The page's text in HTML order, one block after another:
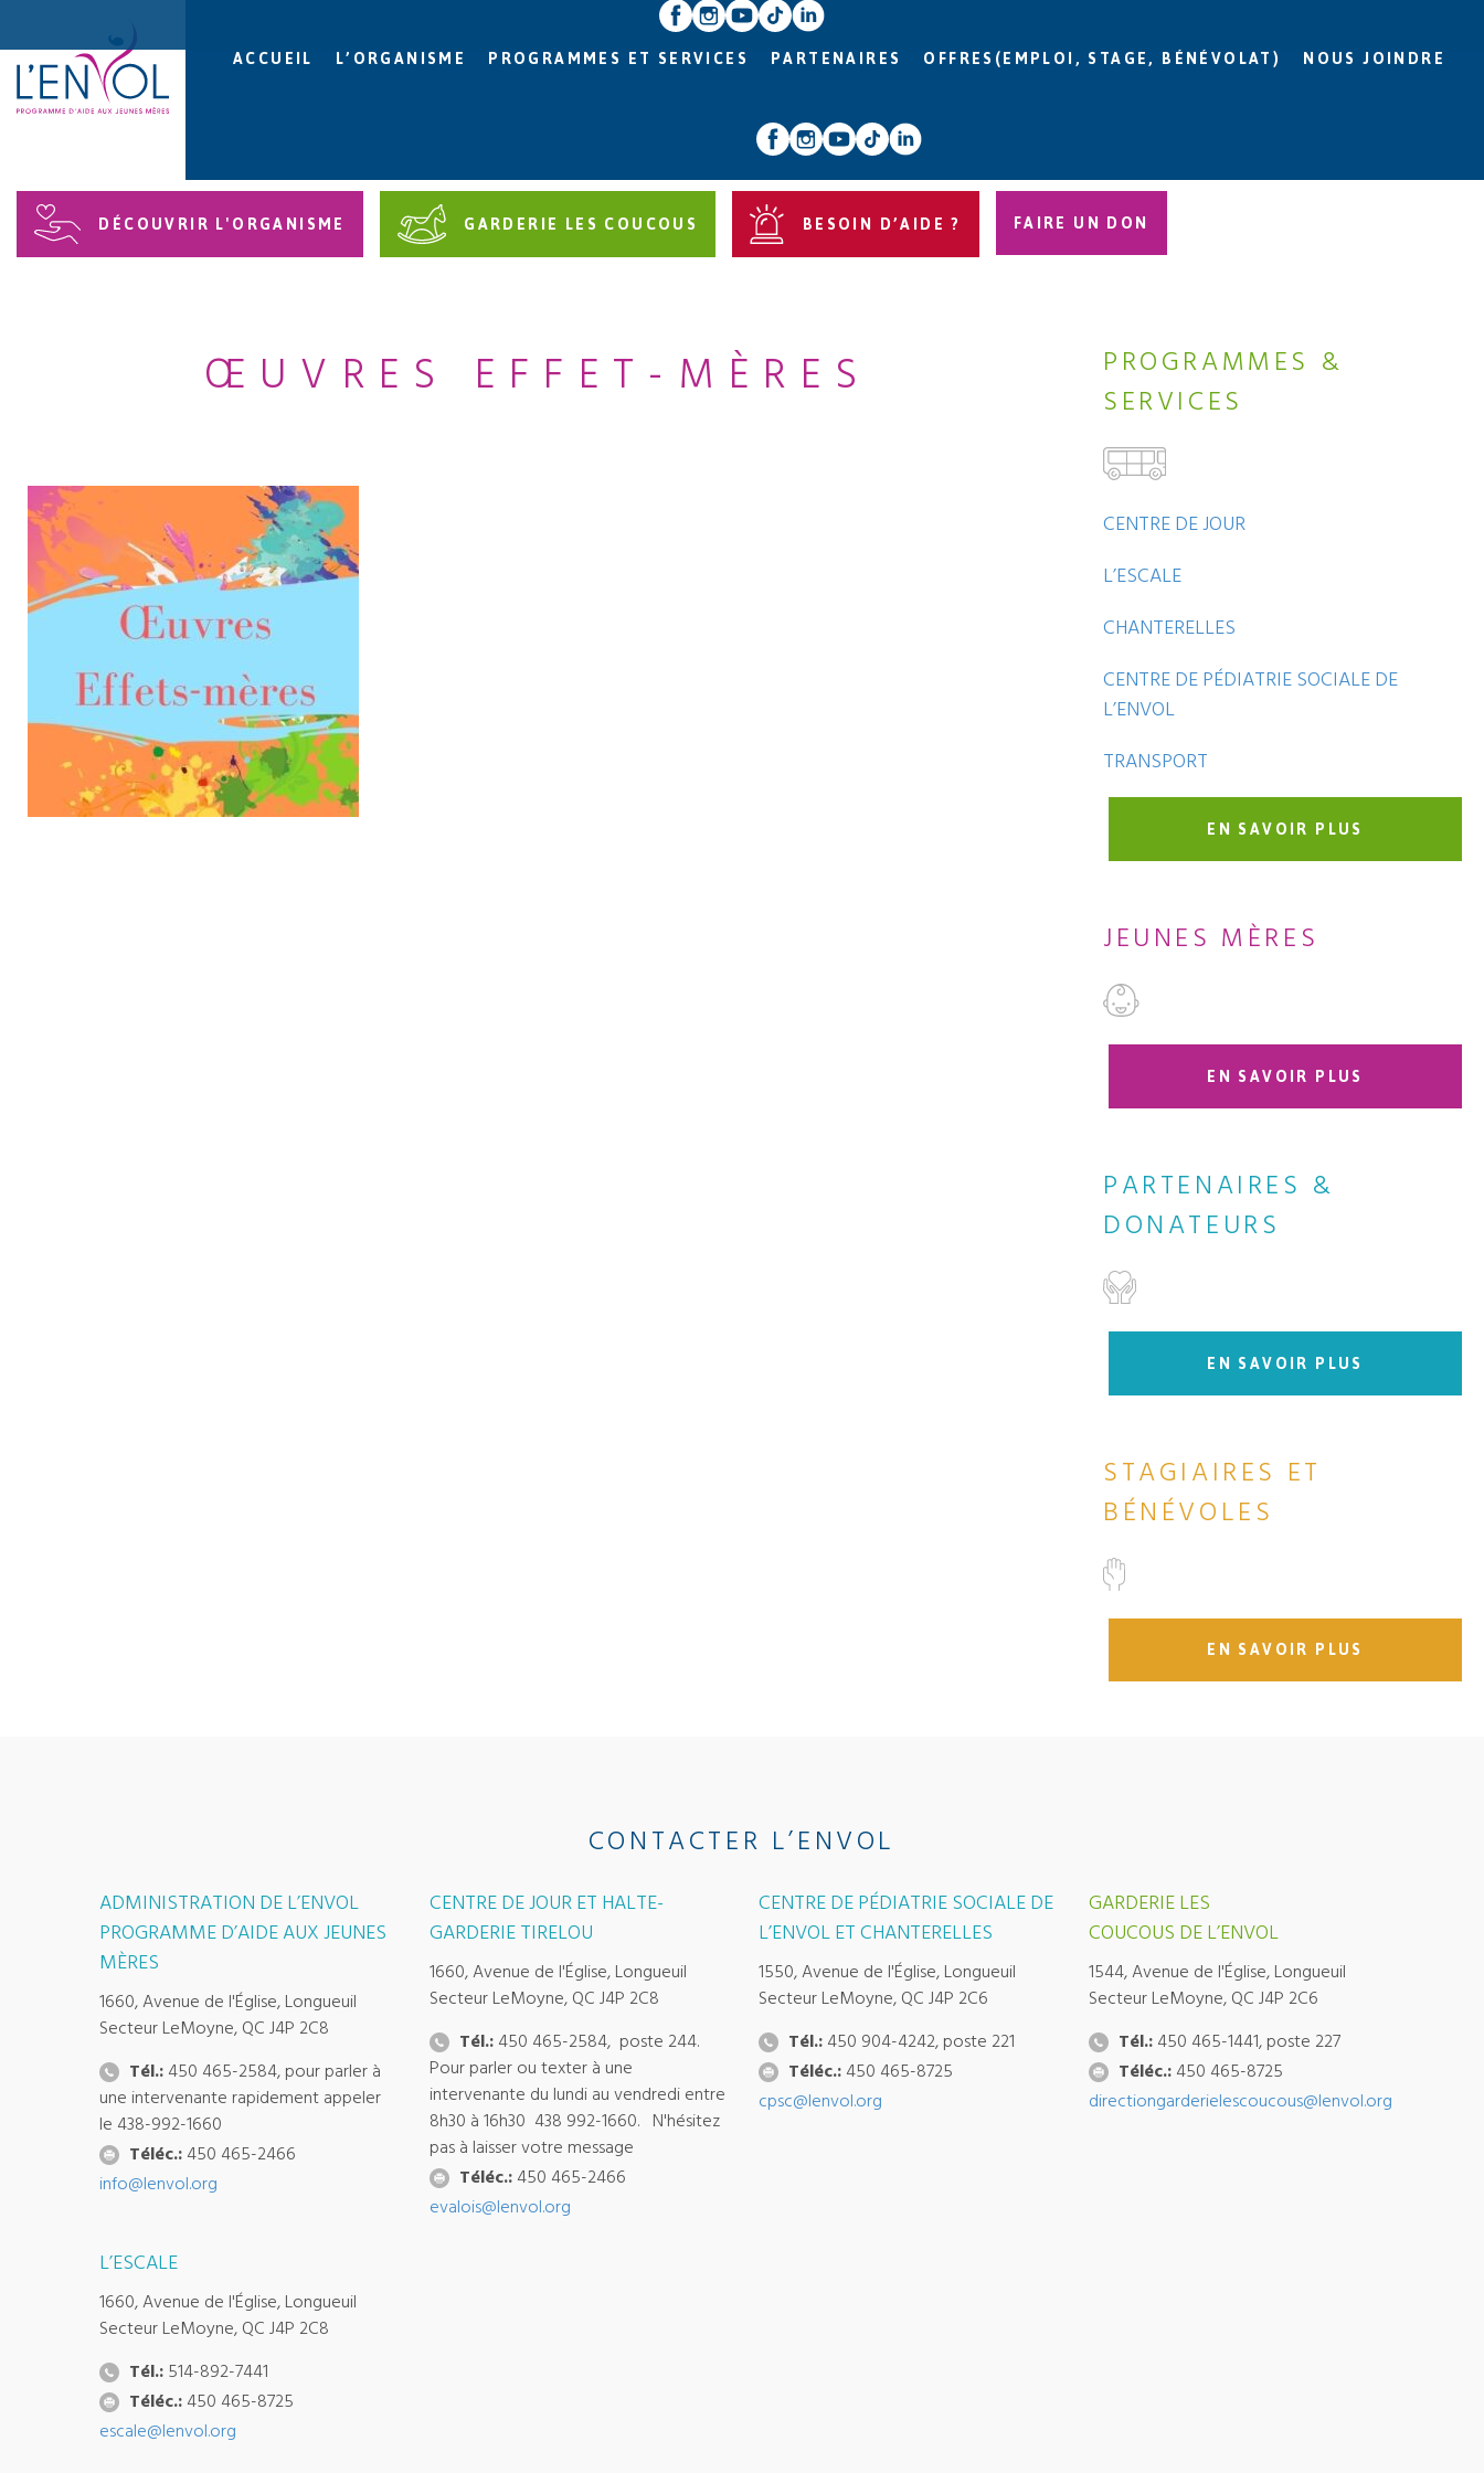
ACCUEIL L’ORGANISME PROGRAMMES ET SERVICES PARTENAIRES OFFRES(EMPLOI, STAGE, BÉNÉVOLAT) NOUS JOINDRE
DÉCOUVRIR L'ORGANISME GARDERIE LES COUCOUS BESOIN D’AIDE ? FAIRE UN DON
ŒUVRES EFFET-MÈRES
PROGRAMMES &
SERVICES
CENTRE DE JOUR
L’ESCALE
CHANTERELLES
CENTRE DE PÉDIATRIE SOCIALE DE
L’ENVOL
TRANSPORT
EN SAVOIR PLUS
JEUNES MÈRES
EN SAVOIR PLUS
PARTENAIRES &
DONATEURS
EN SAVOIR PLUS
STAGIAIRES ET
BÉNÉVOLES
EN SAVOIR PLUS
CONTACTER L’ENVOL
ADMINISTRATION DE L’ENVOL
PROGRAMME D’AIDE AUX JEUNES
MÈRES
1660, Avenue de l'Église, Longueuil
Secteur LeMoyne, QC J4P 2C8
Tél.: 450 465-2584, pour parler à
une intervenante rapidement appeler
le 438-992-1660
Téléc.: 450 465-2466
info@lenvol.org
CENTRE DE JOUR ET HALTE-
GARDERIE TIRELOU
1660, Avenue de l'Église, Longueuil
Secteur LeMoyne, QC J4P 2C8
Tél.:450 465-2584, poste 244.
Pour parler ou texter à une
intervenante du lundi au vendredi entre
8h30 à 16h30 438 992-1660. N'hésitez
pas à laisser votre message
Téléc.:450 465-2466
evalois@lenvol.org
CENTRE DE PÉDIATRIE SOCIALE DE
L’ENVOL ET CHANTERELLES
1550, Avenue de l'Église, Longueuil
Secteur LeMoyne, QC J4P 2C6
Tél.: 450 904-4242, poste 221
Téléc.: 450 465-8725
cpsc@lenvol.org
GARDERIE LES
COUCOUS DE L’ENVOL
1544, Avenue de l'Église, Longueuil
Secteur LeMoyne, QC J4P 2C6
Tél.:450 465-1441, poste 227
Téléc.:450 465-8725
directiongarderielescoucous@lenvol.org
L’ESCALE
1660, Avenue de l'Église, Longueuil
Secteur LeMoyne, QC J4P 2C8
Tél.: 514-892-7441
Téléc.: 450 465-8725
escale@lenvol.org